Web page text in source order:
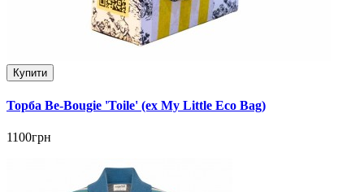
Купити
Торба Be-Bougie 'Toile' (ex My Little Eco Bag)
1100грн